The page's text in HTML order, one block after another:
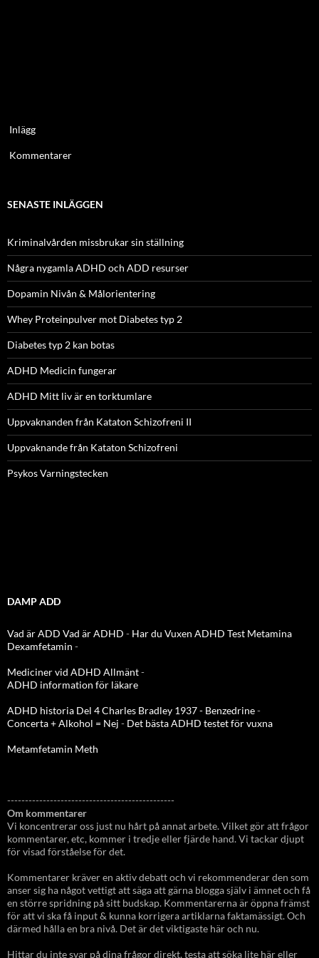
Inlägg
Kommentarer
SENASTE INLÄGGEN
Kriminalvården missbrukar sin ställning
Några nygamla ADHD och ADD resurser
Dopamin Nivån & Målorientering
Whey Proteinpulver mot Diabetes typ 2
Diabetes typ 2 kan botas
ADHD Medicin fungerar
ADHD Mitt liv är en torktumlare
Uppvaknanden från Kataton Schizofreni II
Uppvaknande från Kataton Schizofreni
Psykos Varningstecken
DAMP ADD
Vad är ADD Vad är ADHD - Har du Vuxen ADHD Test Metamina
Dexamfetamin -
Mediciner vid ADHD Allmänt-
ADHD information för läkare
ADHD historia Del 4 Charles Bradley 1937 - Benzedrine-
Concerta + Alkohol = Nej - Det bästa ADHD testet för vuxna
Metamfetamin Meth
-----------------------------------------------
Om kommentarer
Vi koncentrerar oss just nu hårt på annat arbete. Vilket gör att frågor
kommentarer, etc, kommer i tredje eller fjärde hand. Vi tackar djupt
för visad förståelse för det.
Kommentarer kräver en aktiv debatt och vi rekommenderar den som
anser sig ha något vettigt att säga att gärna blogga själv i ämnet och få
en större spridning på sitt budskap. Kommentarerna är öppna främst
för att vi ska få input & kunna korrigera artiklarna faktamässigt. Och
därmed hålla en bra nivå. Det är det viktigaste här och nu.
Hittar du inte svar på dina frågor direkt, testa att söka lite här eller